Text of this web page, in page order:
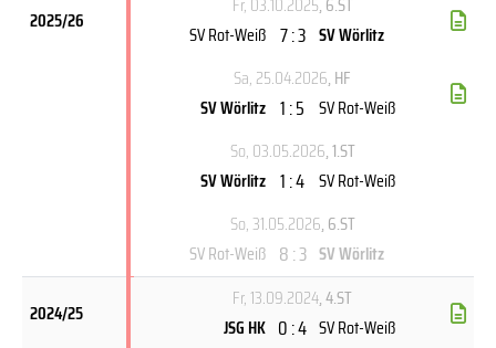
2025/26
SV Rot-Weiß 7 : 3 SV Wörlitz
Sa, 25.04.2026, HF
SV Wörlitz 1 : 5 SV Rot-Weiß
So, 03.05.2026, 1.ST
SV Wörlitz 1 : 4 SV Rot-Weiß
So, 31.05.2026, 6.ST
SV Rot-Weiß 8 : 3 SV Wörlitz
2024/25
Fr, 13.09.2024, 4.ST
JSG HK 0 : 4 SV Rot-Weiß